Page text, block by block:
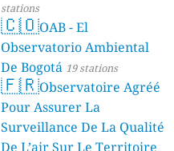
stations
🇨🇴OAB - El
Observatorio Ambiental
De Bogotá 19 stations
🇫🇷Observatoire Agréé
Pour Assurer La
Surveillance De La Qualité
De L’air Sur Le Territoire